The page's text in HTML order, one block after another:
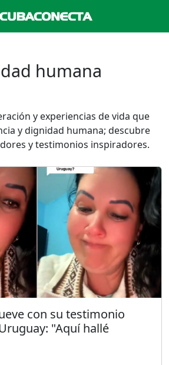
humana
y experiencias de vida que
y dignidad humana; descubre
y testimonios inspiradores.
con su testimonio
"Aquí hallé